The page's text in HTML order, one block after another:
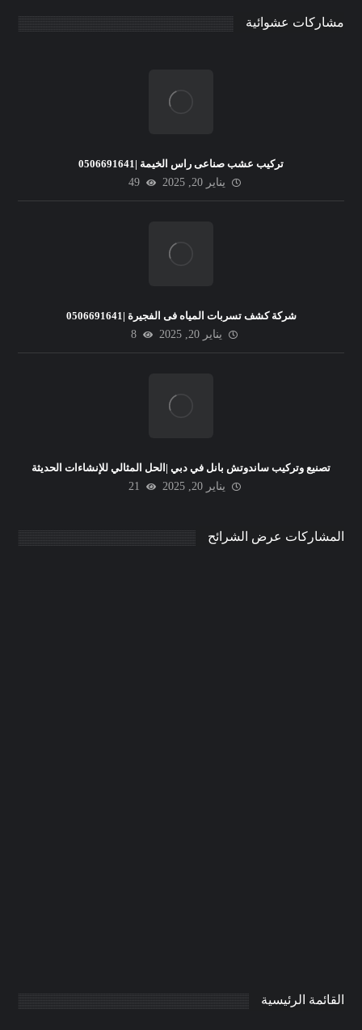
مشاركات عشوائية
تركيب عشب صناعى راس الخيمة |0506691641
يناير 20, 2025
49
شركة كشف تسربات المياه فى الفجيرة |0506691641
يناير 20, 2025
8
تصنيع وتركيب ساندوتش بانل في دبي |الحل المثالي للإنشاءات الحديثة
يناير 20, 2025
21
المشاركات عرض الشرائح
القائمة الرئيسية